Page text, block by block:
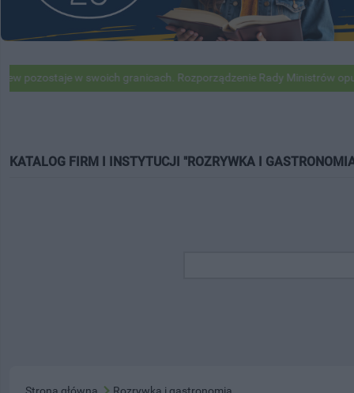
w swoich granicach. Rozporządzenie Rady Ministrów
KATALOG FIRM I INSTYTUCJI "ROZRYWKA I
Strona główna Rozrywka i gastronomia